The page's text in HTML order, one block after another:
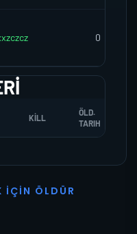
0
KILL
ÖLD.
TARIH
İ ÇI N Ö L D Ü R